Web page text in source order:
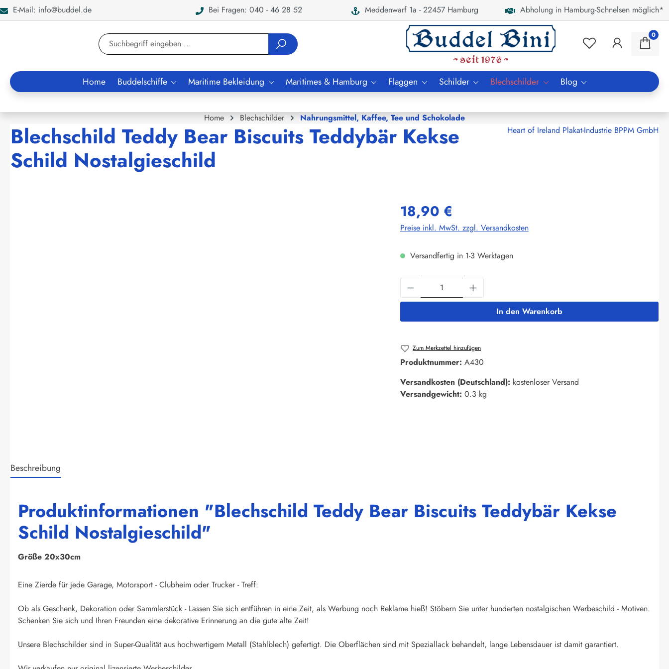
Zur Suche springen
E-Mail: info@buddel.de Bei Fragen: 040 - 46 28 52 Meddenwarf 1a - 22457 Hamburg Abholung in Hamburg-Schnelsen möglich*
0
Home Buddelschiffe Maritime Bekleidung Maritimes & Hamburg Flaggen Schilder Blechschilder Blog
Home Blechschilder Nahrungsmittel, Kaffee, Tee und Schokolade
Blechschild Teddy Bear Biscuits Teddybär Kekse
Schild Nostalgieschild
Heart of Ireland Plakat-Industrie BPPM GmbH
18,90 €
Preise inkl. MwSt. zzgl. Versandkosten
Versandfertig in 1-3 Werktagen
Produkt Anzahl: Gib den gewünschten Wert ein
In den Warenkorb
Zum Merkzettel hinzufügen
Produktnummer: A430
Versandkosten (Deutschland): kostenloser Versand
Versandgewicht: 0.3 kg
Beschreibung
Produktinformationen "Blechschild Teddy Bear Biscuits Teddybär Kekse
Schild Nostalgieschild"
Größe 20x30cm
Eine Zierde für jede Garage, Motorsport - Clubheim oder Trucker - Treff:
Ob als Geschenk, Dekoration oder Sammlerstück - Lassen Sie sich entführen in eine Zeit, als Werbung noch Reklame hieß! Stöbern Sie unter hunderten nostalgischen Werbeschild - Motiven.
Schenken Sie sich und Ihren Freunden eine dekorative Erinnerung an die gute alte Zeit!
Unsere Blechschilder sind in Super-Qualität aus hochwertigem Metall (Stahlblech) gefertigt. Die Oberflächen sind mit Speziallack behandelt, lange Lebensdauer ist damit garantiert.